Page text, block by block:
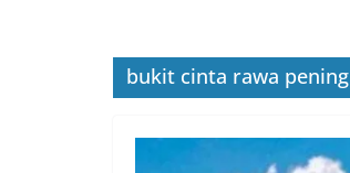
bukit cinta rawa pening